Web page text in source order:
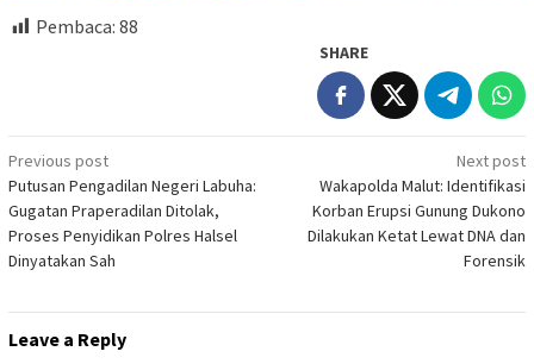
Pembaca: 88
SHARE
Post
navigation
Previous post
Putusan Pengadilan Negeri Labuha:
Gugatan Praperadilan Ditolak,
Proses Penyidikan Polres Halsel
Dinyatakan Sah
Next post
Wakapolda Malut: Identifikasi
Korban Erupsi Gunung Dukono
Dilakukan Ketat Lewat DNA dan
Forensik
Leave a Reply